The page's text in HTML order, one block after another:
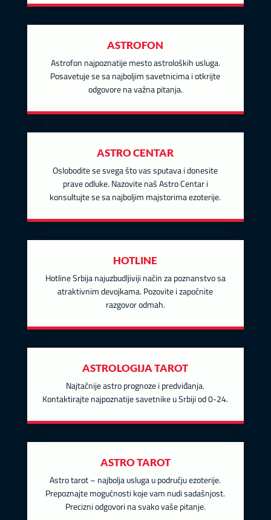
ASTROFON
Astrofon najpoznatije mesto astroloških usluga.
Posavetuje se sa najboljim savetnicima i otkrijte
odgovore na važna pitanja.
ASTRO CENTAR
Oslobodite se svega što vas sputava i donesite
prave odluke. Nazovite naš Astro Centar i
konsultujte se sa najboljim majstorima ezoterije.
HOTLINE
Hotline Srbija najuzbudljiviji način za poznanstvo sa
atraktivnim devojkama. Pozovite i započnite
razgovor odmah.
ASTROLOGIJA TAROT
Najtačnije astro prognoze i predviđanja.
Kontaktirajte najpoznatije savetnike u Srbiji od 0-24.
ASTRO TAROT
Astro tarot – najbolja usluga u području ezoterije.
Prepoznajte mogućnosti koje vam nudi sadašnjost.
Precizni odgovori na svako vaše pitanje.